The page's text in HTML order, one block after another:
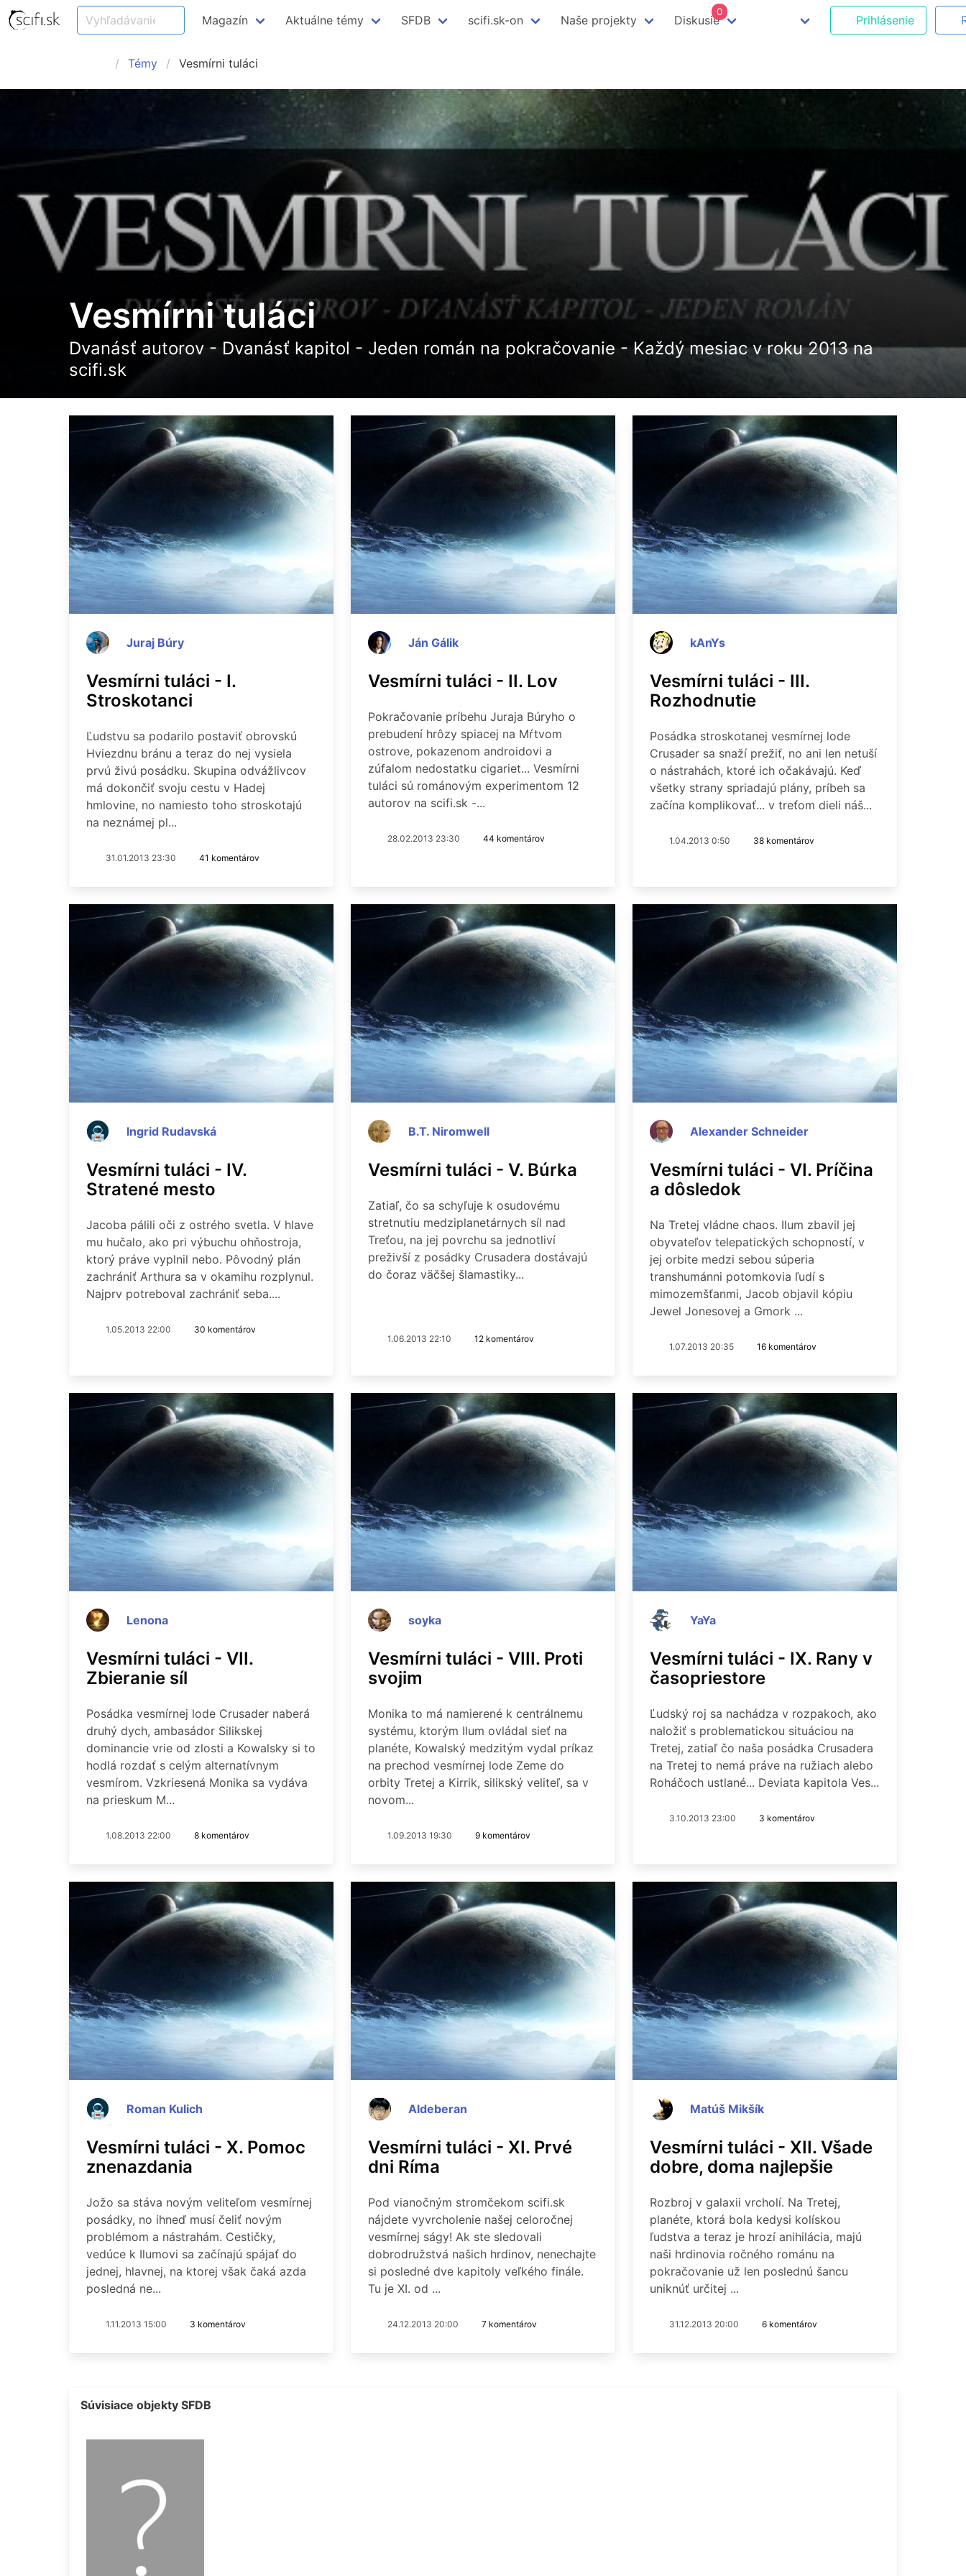
Magazín Aktuálne témy SFDB scifi.sk-on Naše projekty Diskusie
0
Prihlásenie
Témy Vesmírni tuláci
Vesmírni tuláci
Dvanásť autorov - Dvanásť kapitol - Jeden román na pokračovanie - Každý mesiac v roku 2013 na
scifi.sk
Juraj Búry
Vesmírni tuláci - I.
Stroskotanci
Ľudstvu sa podarilo postaviť obrovskú
Hviezdnu bránu a teraz do nej vysiela
prvú živú posádku. Skupina odvážlivcov
má dokončiť svoju cestu v Hadej
hmlovine, no namiesto toho stroskotajú
na neznámej pl...
31.01.2013 23:30 41 komentárov
Ján Gálik
Vesmírni tuláci - II. Lov
Pokračovanie príbehu Juraja Búryho o
prebudení hrôzy spiacej na Mŕtvom
ostrove, pokazenom androidovi a
zúfalom nedostatku cigariet... Vesmírni
tuláci sú románovým experimentom 12
autorov na scifi.sk -...
28.02.2013 23:30 44 komentárov
kAnYs
Vesmírni tuláci - III.
Rozhodnutie
Posádka stroskotanej vesmírnej lode
Crusader sa snaží prežiť, no ani len netuší
o nástrahách, ktoré ich očakávajú. Keď
všetky strany spriadajú plány, príbeh sa
začína komplikovať... v treťom dieli náš...
1.04.2013 0:50 38 komentárov
Ingrid Rudavská
Vesmírni tuláci - IV.
Stratené mesto
Jacoba pálili oči z ostrého svetla. V hlave
mu hučalo, ako pri výbuchu ohňostroja,
ktorý práve vyplnil nebo. Pôvodný plán
zachrániť Arthura sa v okamihu rozplynul.
Najprv potreboval zachrániť seba....
1.05.2013 22:00 30 komentárov
B.T. Niromwell
Vesmírni tuláci - V. Búrka
Zatiaľ, čo sa schyľuje k osudovému
stretnutiu medziplanetárnych síl nad
Treťou, na jej povrchu sa jednotliví
preživší z posádky Crusadera dostávajú
do čoraz väčšej šlamastiky...
1.06.2013 22:10 12 komentárov
Alexander Schneider
Vesmírni tuláci - VI. Príčina
a dôsledok
Na Tretej vládne chaos. Ilum zbavil jej
obyvateľov telepatických schopností, v
jej orbite medzi sebou súperia
transhumánni potomkovia ľudí s
mimozemšťanmi, Jacob objavil kópiu
Jewel Jonesovej a Gmork ...
1.07.2013 20:35 16 komentárov
Lenona
Vesmírni tuláci - VII.
Zbieranie síl
Posádka vesmírnej lode Crusader naberá
druhý dych, ambasádor Silikskej
dominancie vrie od zlosti a Kowalsky si to
hodlá rozdať s celým alternatívnym
vesmírom. Vzkriesená Monika sa vydáva
na prieskum M...
1.08.2013 22:00 8 komentárov
soyka
Vesmírni tuláci - VIII. Proti
svojim
Monika to má namierené k centrálnemu
systému, ktorým Ilum ovládal sieť na
planéte, Kowalský medzitým vydal príkaz
na prechod vesmírnej lode Zeme do
orbity Tretej a Kirrik, silikský veliteľ, sa v
novom...
1.09.2013 19:30 9 komentárov
YaYa
Vesmírni tuláci - IX. Rany v
časopriestore
Ľudský roj sa nachádza v rozpakoch, ako
naložiť s problematickou situáciou na
Tretej, zatiaľ čo naša posádka Crusadera
na Tretej to nemá práve na ružiach alebo
Roháčoch ustlané... Deviata kapitola Ves...
3.10.2013 23:00 3 komentárov
Roman Kulich
Vesmírni tuláci - X. Pomoc
znenazdania
Jožo sa stáva novým veliteľom vesmírnej
posádky, no ihneď musí čeliť novým
problémom a nástrahám. Cestičky,
vedúce k Ilumovi sa začínajú spájať do
jednej, hlavnej, na ktorej však čaká azda
posledná ne...
1.11.2013 15:00 3 komentárov
Aldeberan
Vesmírni tuláci - XI. Prvé
dni Ríma
Pod vianočným stromčekom scifi.sk
nájdete vyvrcholenie našej celoročnej
vesmírnej ságy! Ak ste sledovali
dobrodružstvá našich hrdinov, nenechajte
si posledné dve kapitoly veľkého finále.
Tu je XI. od ...
24.12.2013 20:00 7 komentárov
Matúš Mikšík
Vesmírni tuláci - XII. Všade
dobre, doma najlepšie
Rozbroj v galaxii vrcholí. Na Tretej,
planéte, ktorá bola kedysi kolískou
ľudstva a teraz je hrozí anihilácia, majú
naši hrdinovia ročného románu na
pokračovanie už len poslednú šancu
uniknúť určitej ...
31.12.2013 20:00 6 komentárov
Súvisiace objekty SFDB